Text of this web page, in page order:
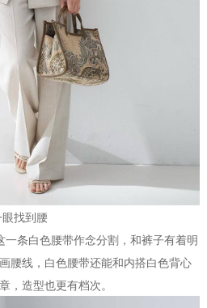
找到腰
条白色腰带作念分割，和裤子有着明
腰线，白色腰带还能和内搭白色背心
，造型也更有档次。